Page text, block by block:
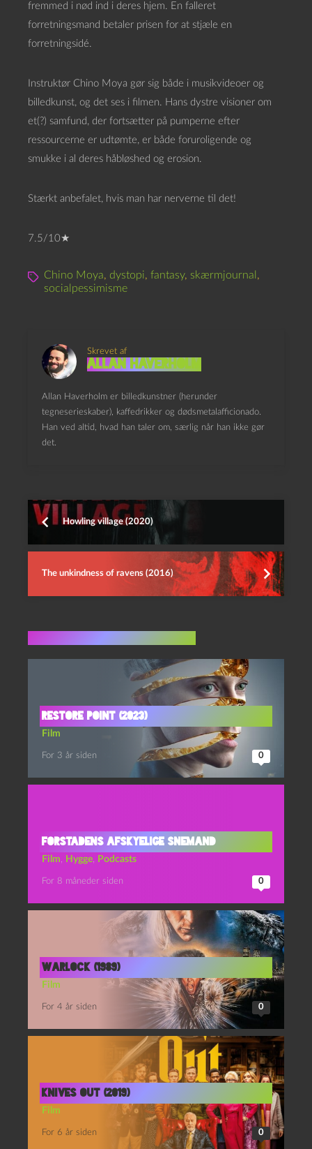
fremmed i nød ind i deres hjem. En falleret
forretningsmand betaler prisen for at stjæle en
forretningsidé.
Instruktør Chino Moya gør sig både i musikvideoer og
billedkunst, og det ses i filmen. Hans dystre visioner om
et(?) samfund, der fortsætter på pumperne efter
ressourcerne er udtømte, er både foruroligende og
smukke i al deres håbløshed og erosion.
Stærkt anbefalet, hvis man har nerverne til det!
7.5/10★
Chino Moya, dystopi, fantasy, skærmjournal ,
socialpessimisme
Skrevet af
Allan Haverholm
Allan Haverholm er billedkunstner (herunder
tegneserieskaber), kaffedrikker og dødsmetalafficionado.
Han ved altid, hvad han taler om, særlig når han ikke gør
det.
Howling village (2020)
The unkindness of ravens (2016)
Restore Point (2023)
Film
For 3 år siden 0
Forstadens Afskyelige Snemand
Film, Hygge, Podcasts
For 8 måneder siden 0
Warlock (1989)
Film
For 4 år siden 0
Knives Out (2019)
Film
For 6 år siden 0